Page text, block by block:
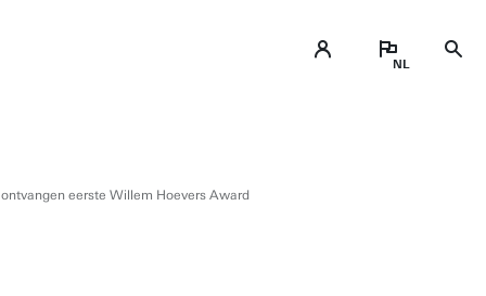
eerste Willem Hoevers Award